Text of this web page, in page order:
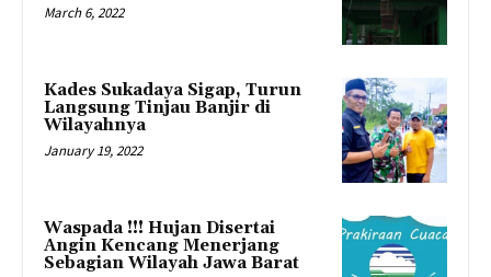
March 6, 2022
Kades Sukadaya Sigap, Turun
Langsung Tinjau Banjir di
Wilayahnya
January 19, 2022
Waspada !!! Hujan Disertai
Angin Kencang Menerjang
Sebagian Wilayah Jawa Barat